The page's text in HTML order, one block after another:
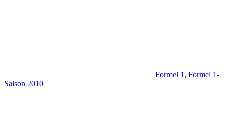
Formel 1 , Formel 1-
Saison 2010